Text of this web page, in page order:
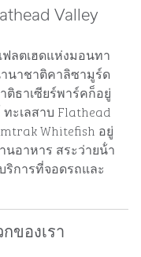
Valley
ฟลตเฮดแห่งมอนทา
นาชาติคาลิซามูร์ด
ธาเซียร์พาร์คก็อยู่
ทะเลสาบ Flathead
Whitefish อยู่
นอาหาร สระว่ายน้ํา
ริการที่จอดรถและ
ของเรา